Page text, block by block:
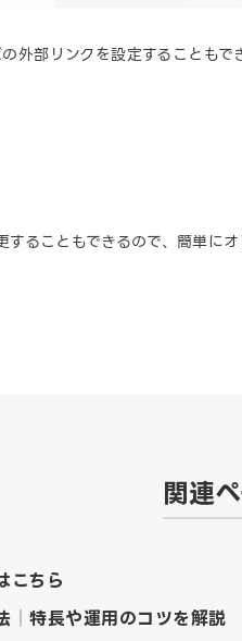
外部リンクを設定することも
することもできるので、簡単に
関連
こちら
│特長や運用のコツを解説